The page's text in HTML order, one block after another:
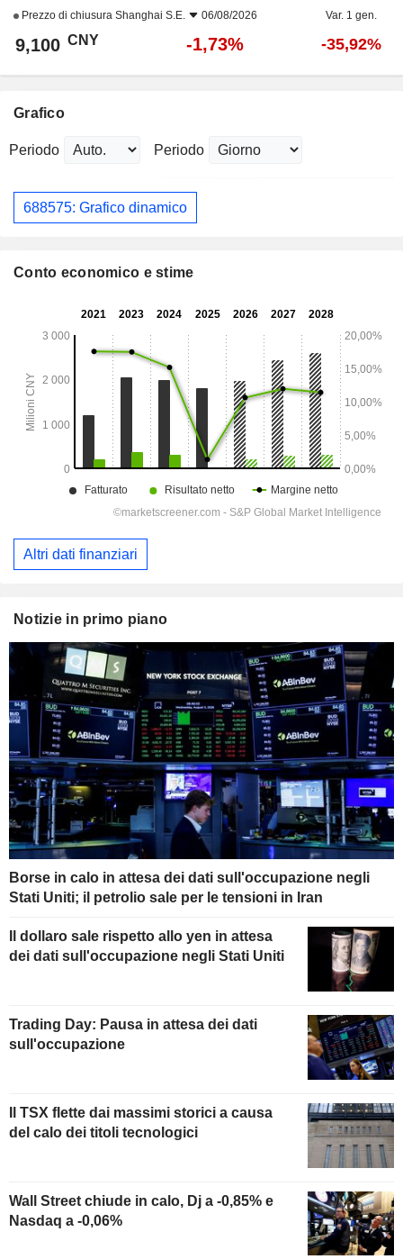
Prezzo di chiusura Shanghai S.E. 06/08/2026 Var. 1 gen.
9,100 CNY -1,73% -35,92%
Grafico
Periodo Periodo
688575: Grafico dinamico
Conto economico e stime
Altri dati finanziari
Notizie in primo piano
Borse in calo in attesa dei dati sull'occupazione negli
Stati Uniti; il petrolio sale per le tensioni in Iran
Il dollaro sale rispetto allo yen in attesa
dei dati sull'occupazione negli Stati Uniti
Trading Day: Pausa in attesa dei dati
sull'occupazione
Il TSX flette dai massimi storici a causa
del calo dei titoli tecnologici
Wall Street chiude in calo, Dj a -0,85% e
Nasdaq a -0,06%